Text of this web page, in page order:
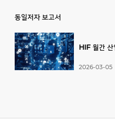
동일저자 보고서
HIF 월간 산
2026-03-05